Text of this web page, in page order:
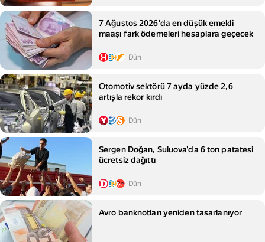
7 Ağustos 2026'da en düşük emekli
maaşı fark ödemeleri hesaplara geçecek
Dün
Otomotiv sektörü 7 ayda yüzde 2,6
artışla rekor kırdı
Dün
Sergen Doğan, Suluova'da 6 ton patatesi
ücretsiz dağıttı
Dün
Avro banknotları yeniden tasarlanıyor